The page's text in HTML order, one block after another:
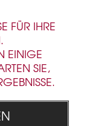
FÜR IHRE
EINIGE
SIE,